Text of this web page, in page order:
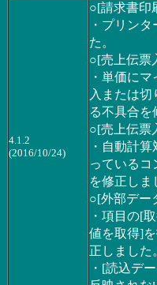
4.1.2
(2016/10/24)
○[請求書印
・プリン
た。
○[売上伝票
・単価に
入または
る不具合を
○[売上伝票
・自動計
っている
を修正しま
○[外部デー
・項目の[
値を取得]
正しました
・[読込デ